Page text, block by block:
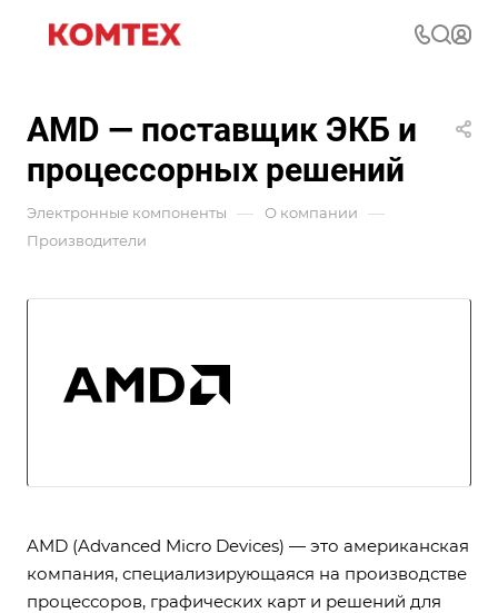
AMD — поставщик ЭКБ и
процессорных решений
Электронные компоненты — О компании —
Производители
AMD (Advanced Micro Devices) — это американская
компания, специализирующаяся на производстве
процессоров, графических карт и решений для